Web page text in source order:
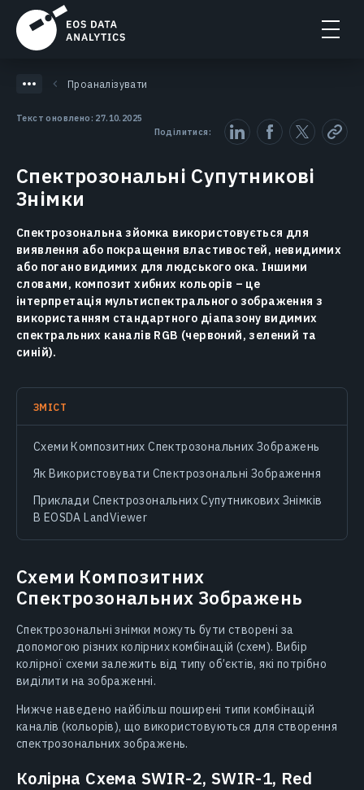
Проаналізувати
Текст оновлено: 27.10.2025
Поділитися:
Спектрозональні Супутникові
Знімки
Спектрозональна зйомка використовується для
виявлення або покращення властивостей, невидимих ​​
або погано видимих ​​для людського ока. Іншими
словами, композит хибних кольорів – це
інтерпретація мультиспектрального зображення з
використанням стандартного діапазону видимих ​​
спектральних каналів RGB (червоний, зелений та
синій).
ЗМІСТ
Схеми Композитних Спектрозональних Зображень
Як Використовувати Спектрозональні Зображення
Приклади Спектрозональних Супутникових Знімків
В EOSDA LandViewer
Схеми Композитних
Спектрозональних Зображень
Спектрозональні знімки можуть бути створені за
допомогою різних колірних комбінацій (схем). Вибір
колірної схеми залежить від типу об’єктів, які потрібно
виділити на зображенні.
Нижче наведено найбільш поширені типи комбінацій
каналів (кольорів), що використовуються для створення
спектрозональних зображень.
Колірна Схема SWIR-2, SWIR-1, Red